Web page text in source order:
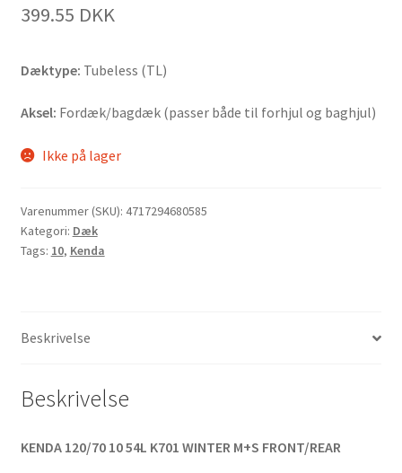
399.55 DKK
Dæktype: Tubeless (TL)
Aksel: Fordæk/bagdæk (passer både til forhjul og baghjul)
Ikke på lager
Varenummer (SKU): 4717294680585
Kategori: Dæk
Tags: 10, Kenda
Beskrivelse
Beskrivelse
KENDA 120/70 10 54L K701 WINTER M+S FRONT/REAR